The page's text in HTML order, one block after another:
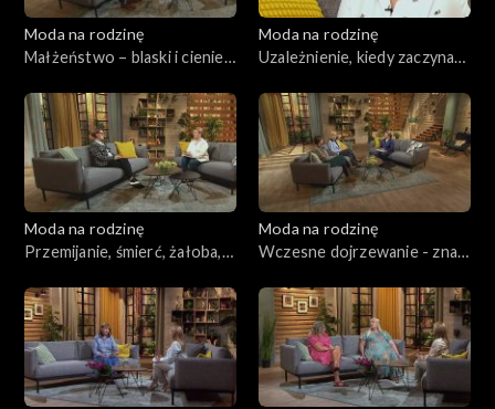
Moda na rodzinę
Małżeństwo – blaski i cienie,
Moda na rodzinę
Uzależnienie, kiedy zaczyna
Moda na rodzinę
Przemijanie, śmierć, żałoba,
Moda na rodzinę
Wczesne dojrzewanie - znak